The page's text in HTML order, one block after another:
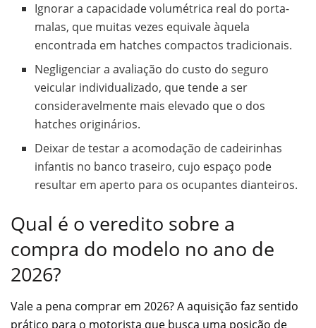
Ignorar a capacidade volumétrica real do porta-
malas, que muitas vezes equivale àquela
encontrada em hatches compactos tradicionais.
Negligenciar a avaliação do custo do seguro
veicular individualizado, que tende a ser
consideravelmente mais elevado que o dos
hatches originários.
Deixar de testar a acomodação de cadeirinhas
infantis no banco traseiro, cujo espaço pode
resultar em aperto para os ocupantes dianteiros.
Qual é o veredito sobre a
compra do modelo no ano de
2026?
Vale a pena comprar em 2026? A aquisição faz sentido
prático para o motorista que busca uma posição de